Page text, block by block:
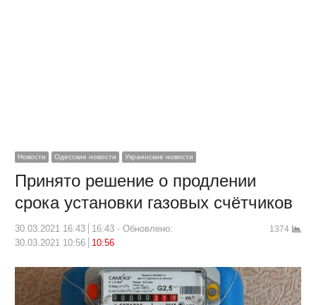
Новости Одесские новости Украинские новости
Принято решение о продлении
срока установки газовых счётчиков
30.03.2021 16:43 16:43
Обновлено:
30.03.2021 10:56
10:56
1374